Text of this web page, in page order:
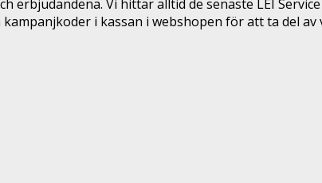
erbjudandena. Vi hittar alltid de senaste LEI
i kassan i webshopen för att ta del